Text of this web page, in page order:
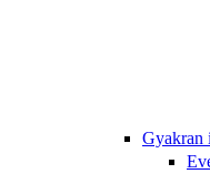
Gyakran